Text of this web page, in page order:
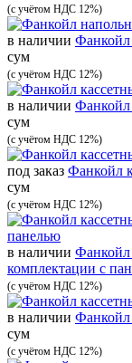
(с учётом НДС 12%)
в наличии Фанкойл
сум
(с учётом НДС 12%)
в наличии Фанкойл
сум
(с учётом НДС 12%)
под заказ Фанкойл
сум
(с учётом НДС 12%)
в наличии Фанкойл
комплектации c
(с учётом НДС 12%)
в наличии Фанкойл
сум
(с учётом НДС 12%)